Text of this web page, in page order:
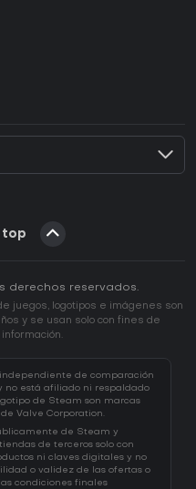
Games?
Connect?
top
derechos reservados.
juegos, logotipos e imágenes son
y se usan solo con fines de
independiente de comparación
no está afiliado ni respaldado
de Steam son marcas
Valve Corporation.
de Steam y
de terceros solo con
ni claves digitales y no
o validez de las ofertas o
condiciones finales